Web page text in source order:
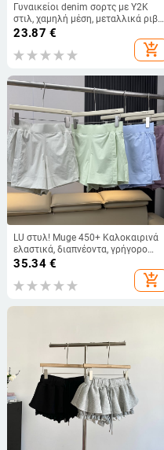
Γυναικείοι denim σορτς με Y2K
στιλ, χαμηλή μέση, μεταλλικά ριβέ
και διακοσμητικά στοιχεία, μαύρα,
23.87 €
add_shopping_cart
LU στυλ! Muge 450+ Καλοκαιρινά
ελαστικά, διαπνέοντα, γρήγορο
στέγνωμα, χαλαρή κοπή, υψηλή
μέση, γυναικείος αθλητικός σορτς
35.34€
add_shopping_cart